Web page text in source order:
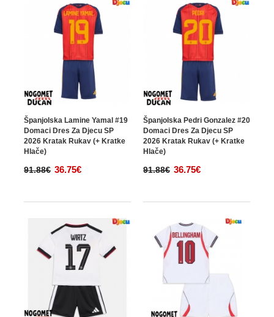
Španjolska Lamine Yamal #19
Domaci Dres Za Djecu SP
2026 Kratak Rukav (+ Kratke
Hlače)
91.88€ 36.75€
Španjolska Pedri Gonzalez #20
Domaci Dres Za Djecu SP
2026 Kratak Rukav (+ Kratke
Hlače)
91.88€ 36.75€